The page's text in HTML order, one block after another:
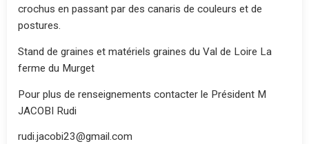
crochus en passant par des canaris de couleurs et de
postures.
Stand de graines et matériels graines du Val de Loire La
ferme du Murget
Pour plus de renseignements contacter le Président M
JACOBI Rudi
rudi.jacobi23@gmail.com